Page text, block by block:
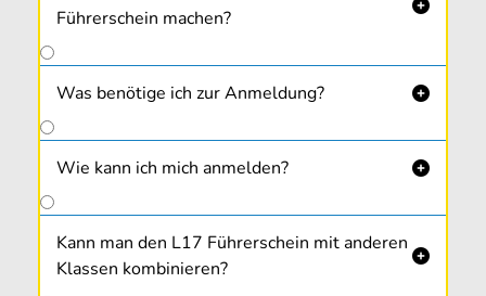
Führerschein machen?

Was benötige ich zur Anmeldung? 
Wie kann ich mich anmelden? 
Kann man den L17 Führerschein mit anderen
Klassen kombinieren?
